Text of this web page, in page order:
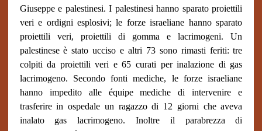
Giuseppe e palestinesi. I palestinesi hanno sparato proiettili
veri e ordigni esplosivi; le forze israeliane hanno sparato
proiettili veri, proiettili di gomma e lacrimogeni. Un
palestinese è stato ucciso e altri 73 sono rimasti feriti: tre
colpiti da proiettili veri e 65 curati per inalazione di gas
lacrimogeno. Secondo fonti mediche, le forze israeliane
hanno impedito alle équipe mediche di intervenire e
trasferire in ospedale un ragazzo di 12 giorni che aveva
inalato gas lacrimogeno. Inoltre il parabrezza di